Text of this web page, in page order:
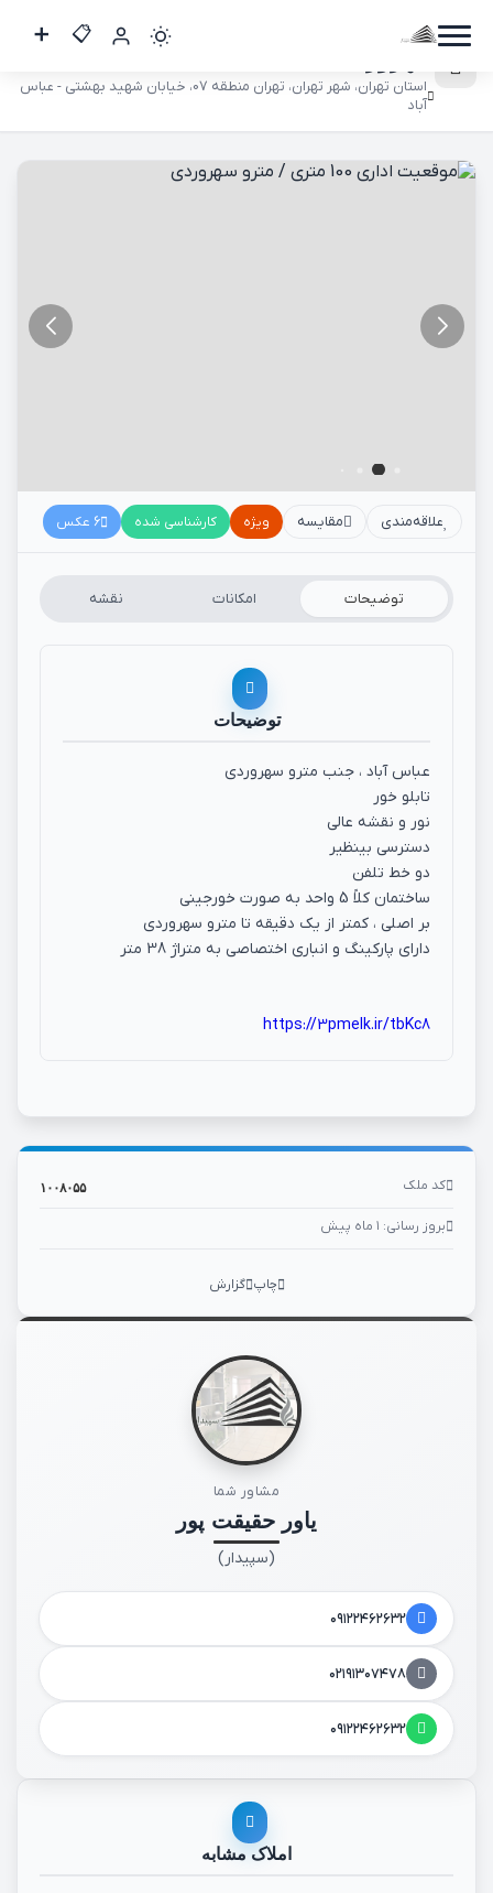
موقعیت اداری 100 متری / مترو
استان تهران، شهر تهران، تهران منطقه 07، خیابان شهید بهشتی - عباس
آباد
علاقه‌مندی مقایسه ویژه کارشناسی شده 6 عکس
توضیحات امکانات نقشه
توضیحات
عباس آباد ، جنب مترو سهروردی
تابلو خور
نور و نقشه عالی
دسترسی بینظیر
دو خط تلفن
ساختمان کلاً 5 واحد به صورت خورجینی
بر اصلی ، کمتر از یک دقیقه تا مترو سهروردی
دارای پارکینگ و انباری اختصاصی به متراژ 38 متر
https://3pmelk.ir/tbKc8
کد ملک ۱۰۰۸۰۵۵
بروز رسانی: ۱ ماه پیش
چاپ گزارش
مشاور شما
یاور حقیقت پور
(سپیدار)
۰۹۱۲۲۴۶۲۶۳۲
۰۲۱۹۱۳۰۷۴۷۸
۰۹۱۲۲۴۶۲۶۳۲
املاک مشابه
مهمان